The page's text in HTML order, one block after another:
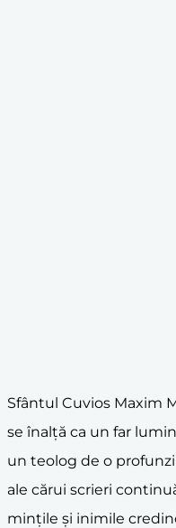
Sfântul Cuvios Maxim
se înalță ca un far
un teolog de o
ale cărui scrieri
mințile și inimile